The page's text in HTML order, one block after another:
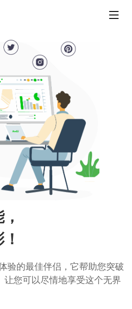
验的最佳伴侣，它帮助您突破
您可以尽情地享受这个无界